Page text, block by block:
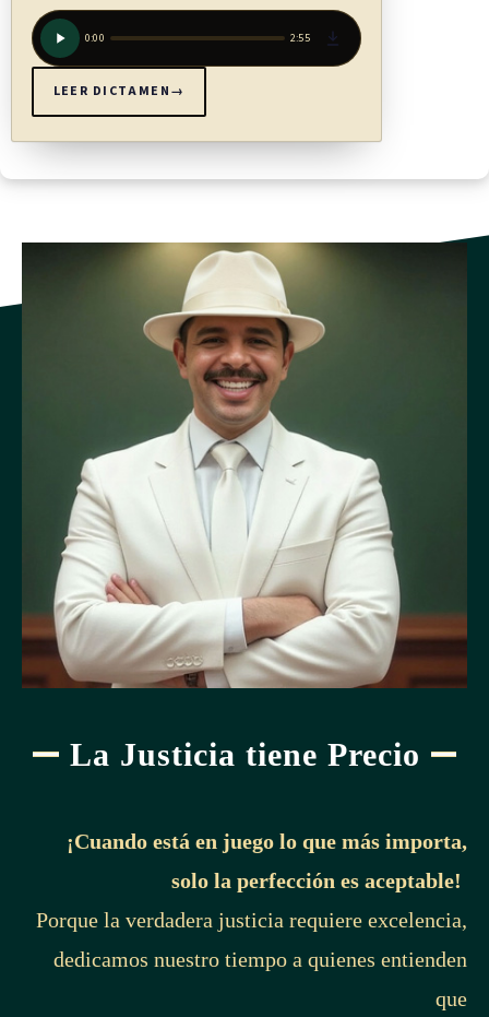
0:00 2:55
LEER DICTAMEN→
La Justicia tiene Precio
¡Cuando está en juego lo que más importa,
solo la perfección es aceptable!
Porque la verdadera justicia requiere excelencia,
dedicamos nuestro tiempo a quienes entienden
que